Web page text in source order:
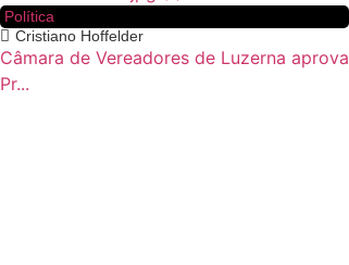
Política
Cristiano Hoffelder
Câmara de Vereadores de Luzerna aprova
Pr...